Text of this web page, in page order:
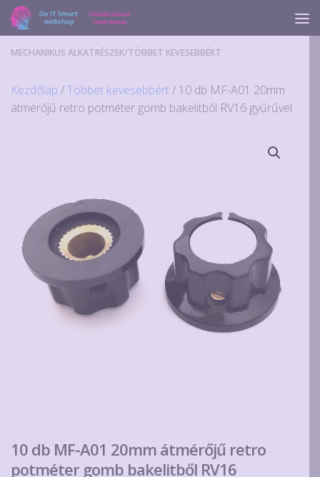
Skip to content
MECHANIKUS ALKATRÉSZEK/TÖBBET KEVESEBBÉRT
Kezdőlap /Többet kevesebbért/ 10 db MF-A01 20mm
átmérőjű retro potméter gomb bakelitből RV16 gyűrűvel
10 db MF-A01 20mm átmérőjű retro
potméter gomb bakelitből RV16